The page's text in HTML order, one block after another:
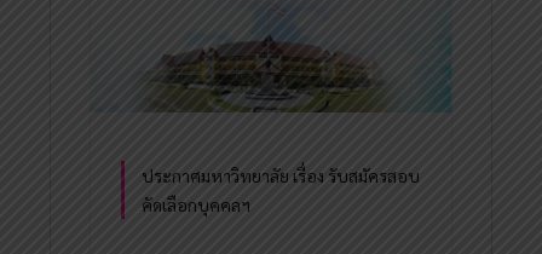
ประกาศมหาวิทยาลัย เรื่อง รับสมัครสอบ
คัดเลือกบุคคลฯ